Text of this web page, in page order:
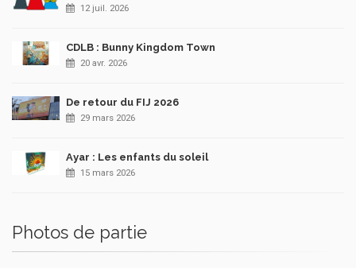
12 juil. 2026
CDLB : Bunny Kingdom Town
20 avr. 2026
De retour du FIJ 2026
29 mars 2026
Ayar : Les enfants du soleil
15 mars 2026
Photos de partie